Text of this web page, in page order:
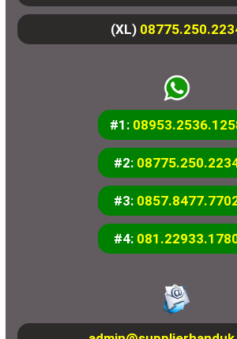
(XL)
#1:
#2:
#3:
#4: